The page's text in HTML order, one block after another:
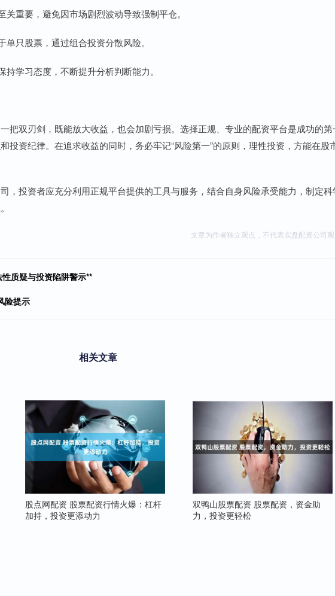
重要，避免因市场剧烈波动导致强制平仓。
只股票，通过组合投资分散风险。
学习态度，不断提升分析判断能力。
把双刃剑，既能放大收益，也会加剧亏损。选择正规、专业的配资平台是成功的第
投资纪律。在追求收益的同时，务必牢记“风险第一”的原则，理性投资，方能在股
，投资者应充分利用正规平台提供的工具与服务，结合自身风险承受能力，制定科
文章为作者独立观点，不代表实盘配资公司
质疑与投资陷阱警示**
险提示
相关文章
股点网配资 股票配资行情火爆：杠杆
加持，投资更添动力
双鸭山股票配资 股票配资，资金助
力，投资更轻松